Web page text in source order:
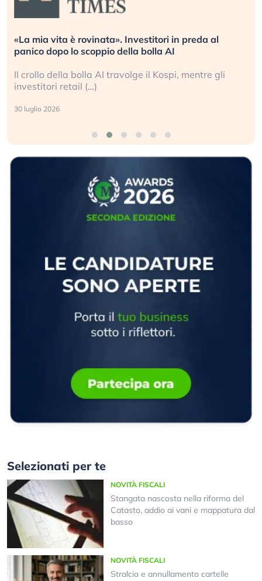
«La mia vita è rovinata». Investitori in preda al
panico dopo lo scoppio della bolla AI
Il crollo della bolla AI travolge il Kospi, mentre gli
investitori retail (…)
30 luglio 2026
Selezionati per te
NOVITÀ FISCALI
Stangata nascosta nella riforma del
Catasto, addio ai vani e mappatura dal
basso
NOVITÀ FISCALI
Stralcio e annullamento cartelle